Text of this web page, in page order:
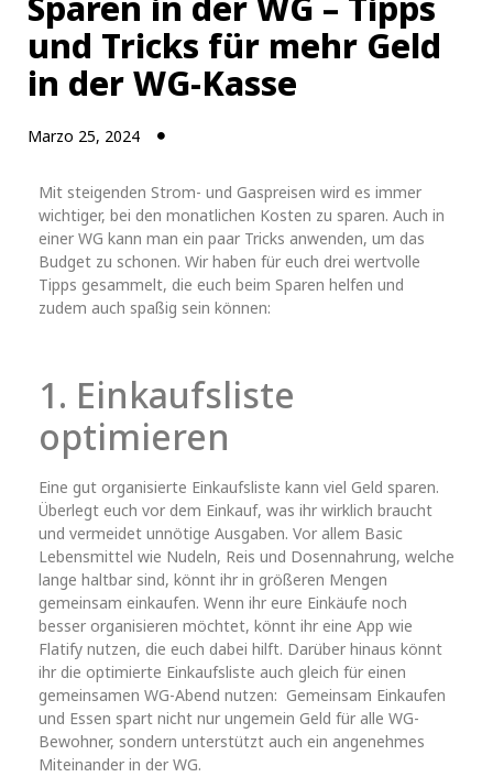
und Tricks für mehr Geld
in der WG-Kasse
Marzo 25, 2024
Mit steigenden Strom- und Gaspreisen wird es immer
wichtiger, bei den monatlichen Kosten zu sparen. Auch in
einer WG kann man ein paar Tricks anwenden, um das
Budget zu schonen. Wir haben für euch drei wertvolle
Tipps gesammelt, die euch beim Sparen helfen und
zudem auch spaßig sein können:
1. Einkaufsliste
optimieren
Eine gut organisierte Einkaufsliste kann viel Geld sparen.
Überlegt euch vor dem Einkauf, was ihr wirklich braucht
und vermeidet unnötige Ausgaben. Vor allem Basic
Lebensmittel wie Nudeln, Reis und Dosennahrung, welche
lange haltbar sind, könnt ihr in größeren Mengen
gemeinsam einkaufen. Wenn ihr eure Einkäufe noch
besser organisieren möchtet, könnt ihr eine App wie
Flatify nutzen, die euch dabei hilft. Darüber hinaus könnt
ihr die optimierte Einkaufsliste auch gleich für einen
gemeinsamen WG-Abend nutzen: Gemeinsam Einkaufen
und Essen spart nicht nur ungemein Geld für alle WG-
Bewohner, sondern unterstützt auch ein angenehmes
Miteinander in der WG.